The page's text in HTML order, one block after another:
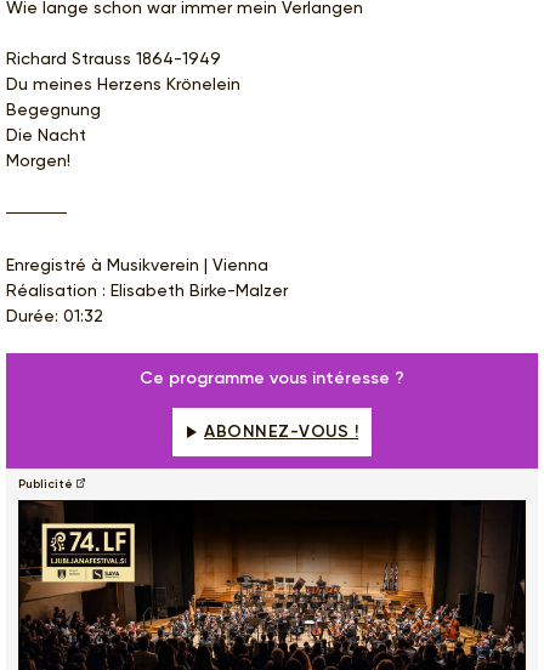
Wie lange schon war immer mein Verlangen
Richard Strauss 1864-1949
Du meines Herzens Krönelein
Begegnung
Die Nacht
Morgen!
Enregistré à Musikverein | Vienna
Réalisation : Elisabeth Birke-Malzer
Durée: 01:32
Ce programme vous intéresse ?
ABONNEZ-VOUS !
Publicité